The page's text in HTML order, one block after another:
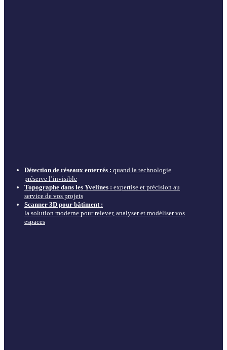
Détection de réseaux enterrés : quand la technologie
préserve l’invisible
Topographe dans les Yvelines : expertise et précision au
service de vos projets
Scanner 3D pour bâtiment :
la solution moderne pour relever, analyser et modéliser vos
espaces